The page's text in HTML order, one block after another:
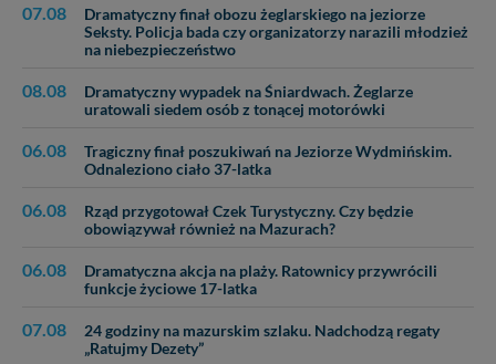
07.08
Dramatyczny finał obozu żeglarskiego na jeziorze
Seksty. Policja bada czy organizatorzy narazili młodzież
na niebezpieczeństwo
08.08
Dramatyczny wypadek na Śniardwach. Żeglarze
uratowali siedem osób z tonącej motorówki
06.08
Tragiczny finał poszukiwań na Jeziorze Wydmińskim.
Odnaleziono ciało 37-latka
06.08
Rząd przygotował Czek Turystyczny. Czy będzie
obowiązywał również na Mazurach?
06.08
Dramatyczna akcja na plaży. Ratownicy przywrócili
funkcje życiowe 17-latka
07.08
24 godziny na mazurskim szlaku. Nadchodzą regaty
„Ratujmy Dezety”